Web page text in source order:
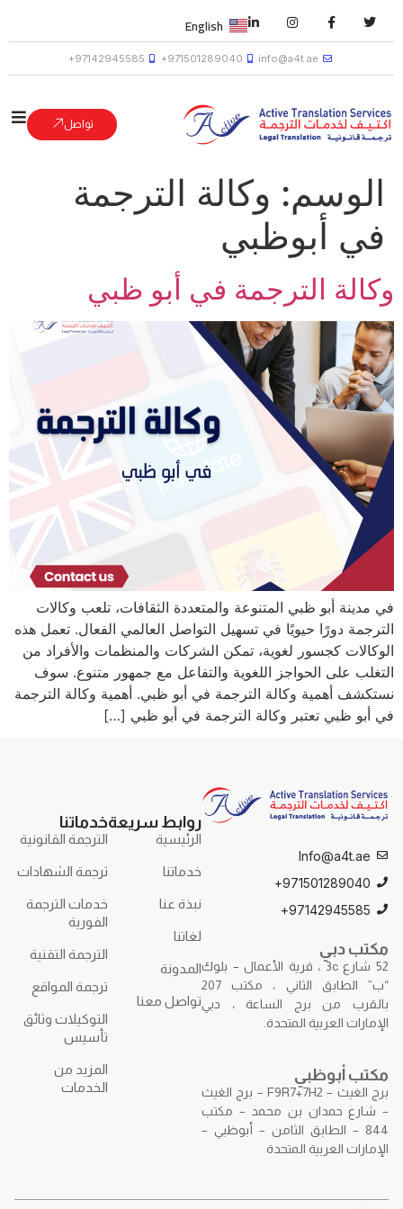
info@a4t.ae
971501289040+
97142945585+
English
تواصل
الوسم: وكالة الترجمة
في أبوظبي
وكالة الترجمة في أبو ظبي
في مدينة أبو ظبي المتنوعة والمتعددة الثقافات، تلعب وكالات
الترجمة دورًا حيويًا في تسهيل التواصل العالمي الفعال. تعمل هذه
الوكالات كجسور لغوية، تمكن الشركات والمنظمات والأفراد من
التغلب على الحواجز اللغوية والتفاعل مع جمهور متنوع. سوف
نستكشف أهمية وكالة الترجمة في أبو ظبي. أهمية وكالة الترجمة
في أبو ظبي تعتبر وكالة الترجمة في أبو ظبي […]
Info@a4t.ae
971501289040+
97142945585+
مكتب دبي
52 شارع 3c ، قرية الأعمال – بلوك
“ب” الطابق الثاني ، مكتب 207
بالقرب من برج الساعة ، دبي
الإمارات العربية المتحدة.
مكتب أبوظبي
برج الغيث – F9R7+7H2 – برج الغيث
– شارع حمدان بن محمد – مكتب
844 – الطابق الثامن – أبوظبي –
الإمارات العربية المتحدة
روابط سريعة
الرئيسية
خدماتنا
نبذة عنا
لغاتنا
المدونة
تواصل معنا
خدماتنا
الترجمة القانونية
ترجمة الشهادات
خدمات الترجمة
الفورية
الترجمة التقنية
ترجمة المواقع
التوكيلات وثائق
تأسيس
المزيد من
الخدمات